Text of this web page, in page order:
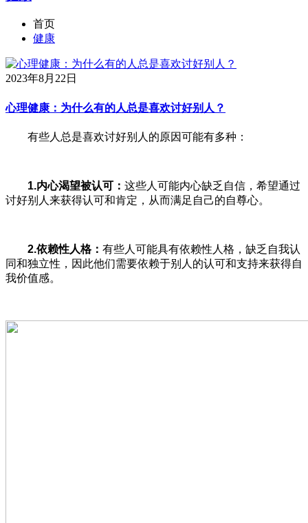
首页
健康
2023年8月22日
心理健康：为什么有的人总是喜欢讨好别人？
有些人总是喜欢讨好别人的原因可能有多种：
1.内心渴望被认可： 这些人可能内心缺乏自信，希望通过
讨好别人来获得认可和肯定，从而满足自己的自尊心。
2.依赖性人格： 有些人可能具有依赖性人格，缺乏自我认
同和独立性，因此他们需要依赖于别人的认可和支持来获得自
我价值感。